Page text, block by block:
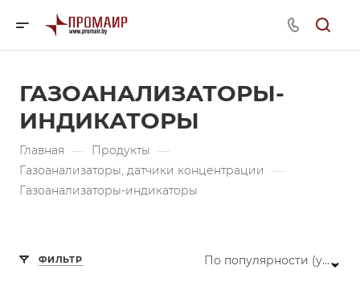
ГАЗОАНАЛИЗАТОРЫ-
ИНДИКАТОРЫ
Главная — Продукты —
Газоанализаторы, датчики концентрации —
Газоанализаторы-индикаторы
ФИЛЬТР По популярности (убывание)